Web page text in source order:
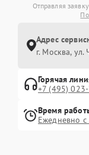
Отправляя
Адрес
г. Москва, ул.
Горячая
+7 (495)
Время
Ежедневно